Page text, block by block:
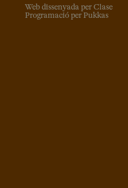
Web dissenyada per Clase
Programació per Pukkas